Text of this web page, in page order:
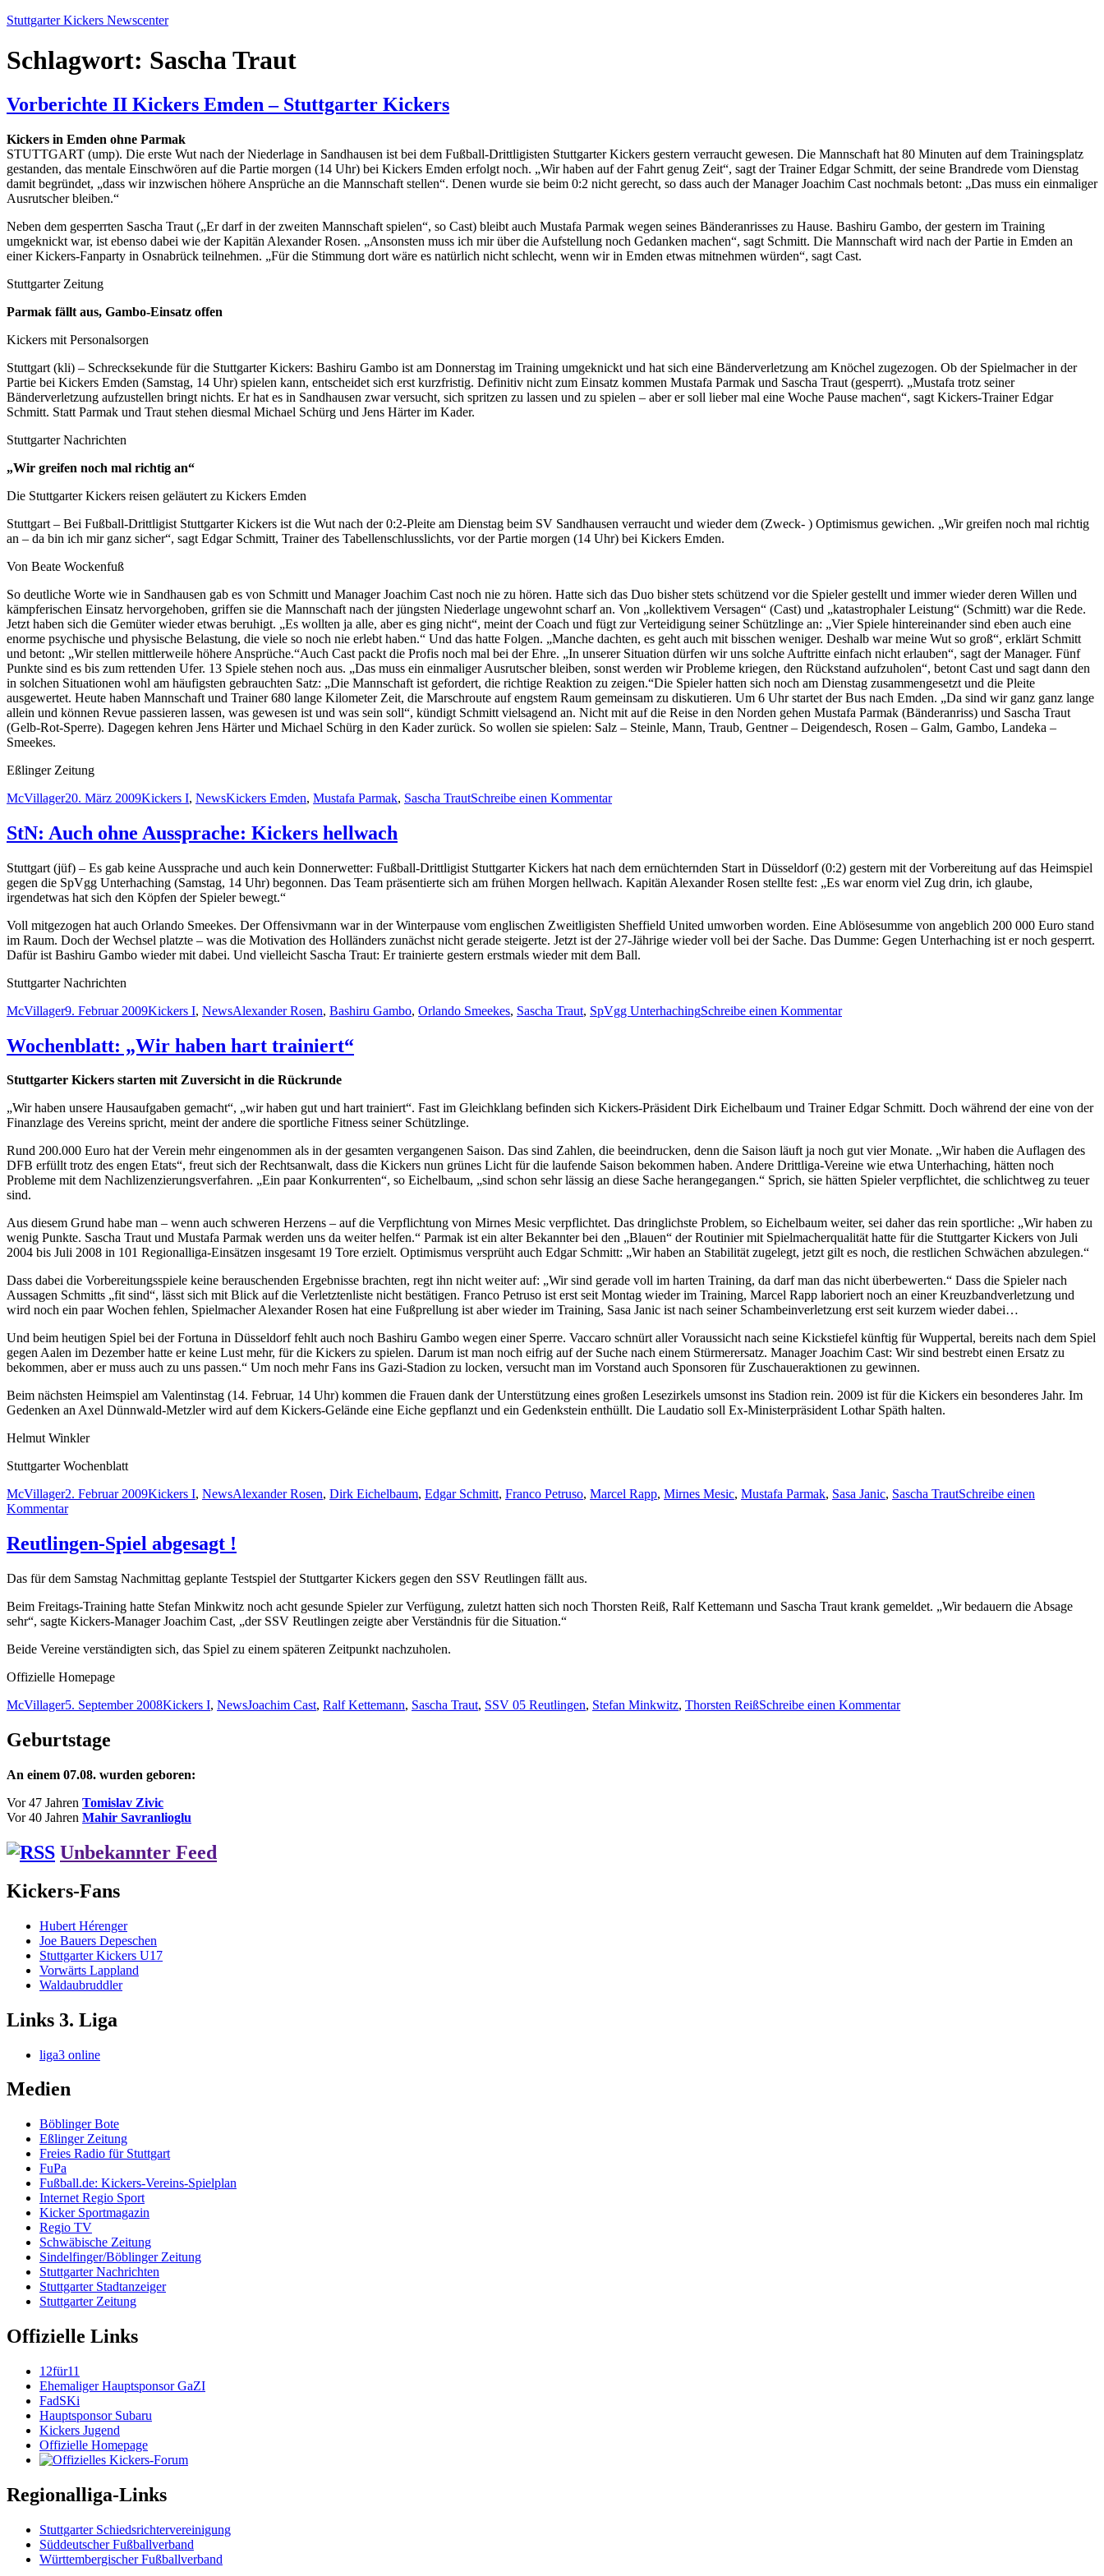
Zum
springen
Stuttgarter Kickers Newscenter
Schlagwort: Sascha Traut
Vorberichte II Kickers Emden – Stuttgarter Kickers
Kickers in Emden ohne Parmak
STUTTGART (ump). Die erste Wut nach der Niederlage in Sandhausen ist bei dem Fußball-Drittligisten Stuttgarter Kickers gestern verraucht gewesen. Die Mannschaft hat 80 Minuten auf dem Trainingsplatz
gestanden, das mentale Einschwören auf die Partie morgen (14 Uhr) bei Kickers Emden erfolgt noch. „Wir haben auf der Fahrt genug Zeit“, sagt der Trainer Edgar Schmitt, der seine Brandrede vom Dienstag
damit begründet, „dass wir inzwischen höhere Ansprüche an die Mannschaft stellen“. Denen wurde sie beim 0:2 nicht gerecht, so dass auch der Manager Joachim Cast nochmals betont: „Das muss ein einmaliger
Ausrutscher bleiben.“
Neben dem gesperrten Sascha Traut („Er darf in der zweiten Mannschaft spielen“, so Cast) bleibt auch Mustafa Parmak wegen seines Bänderanrisses zu Hause. Bashiru Gambo, der gestern im Training
umgeknickt war, ist ebenso dabei wie der Kapitän Alexander Rosen. „Ansonsten muss ich mir über die Aufstellung noch Gedanken machen“, sagt Schmitt. Die Mannschaft wird nach der Partie in Emden an
einer Kickers-Fanparty in Osnabrück teilnehmen. „Für die Stimmung dort wäre es natürlich nicht schlecht, wenn wir in Emden etwas mitnehmen würden“, sagt Cast.
Stuttgarter Zeitung
Parmak fällt aus, Gambo-Einsatz offen
Kickers mit Personalsorgen
Stuttgart (kli) – Schrecksekunde für die Stuttgarter Kickers: Bashiru Gambo ist am Donnerstag im Training umgeknickt und hat sich eine Bänderverletzung am Knöchel zugezogen. Ob der Spielmacher in der
Partie bei Kickers Emden (Samstag, 14 Uhr) spielen kann, entscheidet sich erst kurzfristig. Definitiv nicht zum Einsatz kommen Mustafa Parmak und Sascha Traut (gesperrt). „Mustafa trotz seiner
Bänderverletzung aufzustellen bringt nichts. Er hat es in Sandhausen zwar versucht, sich spritzen zu lassen und zu spielen – aber er soll lieber mal eine Woche Pause machen“, sagt Kickers-Trainer Edgar
Schmitt. Statt Parmak und Traut stehen diesmal Michael Schürg und Jens Härter im Kader.
Stuttgarter Nachrichten
„Wir greifen noch mal richtig an“
Die Stuttgarter Kickers reisen geläutert zu Kickers Emden
Stuttgart – Bei Fußball-Drittligist Stuttgarter Kickers ist die Wut nach der 0:2-Pleite am Dienstag beim SV Sandhausen verraucht und wieder dem (Zweck- ) Optimismus gewichen. „Wir greifen noch mal richtig
an – da bin ich mir ganz sicher“, sagt Edgar Schmitt, Trainer des Tabellenschlusslichts, vor der Partie morgen (14 Uhr) bei Kickers Emden.
Von Beate Wockenfuß
So deutliche Worte wie in Sandhausen gab es von Schmitt und Manager Joachim Cast noch nie zu hören. Hatte sich das Duo bisher stets schützend vor die Spieler gestellt und immer wieder deren Willen und
kämpferischen Einsatz hervorgehoben, griffen sie die Mannschaft nach der jüngsten Niederlage ungewohnt scharf an. Von „kollektivem Versagen“ (Cast) und „katastrophaler Leistung“ (Schmitt) war die Rede.
Jetzt haben sich die Gemüter wieder etwas beruhigt. „Es wollten ja alle, aber es ging nicht“, meint der Coach und fügt zur Verteidigung seiner Schützlinge an: „Vier Spiele hintereinander sind eben auch eine
enorme psychische und physische Belastung, die viele so noch nie erlebt haben.“ Und das hatte Folgen. „Manche dachten, es geht auch mit bisschen weniger. Deshalb war meine Wut so groß“, erklärt Schmitt
und betont: „Wir stellen mittlerweile höhere Ansprüche.“Auch Cast packt die Profis noch mal bei der Ehre. „In unserer Situation dürfen wir uns solche Auftritte einfach nicht erlauben“, sagt der Manager. Fünf
Punkte sind es bis zum rettenden Ufer. 13 Spiele stehen noch aus. „Das muss ein einmaliger Ausrutscher bleiben, sonst werden wir Probleme kriegen, den Rückstand aufzuholen“, betont Cast und sagt dann den
in solchen Situationen wohl am häufigsten gebrauchten Satz: „Die Mannschaft ist gefordert, die richtige Reaktion zu zeigen.“Die Spieler hatten sich noch am Dienstag zusammengesetzt und die Pleite
ausgewertet. Heute haben Mannschaft und Trainer 680 lange Kilometer Zeit, die Marschroute auf engstem Raum gemeinsam zu diskutieren. Um 6 Uhr startet der Bus nach Emden. „Da sind wir ganz ganz lange
allein und können Revue passieren lassen, was gewesen ist und was sein soll“, kündigt Schmitt vielsagend an. Nicht mit auf die Reise in den Norden gehen Mustafa Parmak (Bänderanriss) und Sascha Traut
(Gelb-Rot-Sperre). Dagegen kehren Jens Härter und Michael Schürg in den Kader zurück. So wollen sie spielen: Salz – Steinle, Mann, Traub, Gentner – Deigendesch, Rosen – Galm, Gambo, Landeka –
Smeekes.
Eßlinger Zeitung
Autor
McVillagerVeröffentlicht
20. März 2009Kategorien
Kickers I, NewsSchlagwörter
Kickers Emden, Mustafa Parmak, Sascha TrautSchreibe einen Kommentarzu
–
Stuttgarter
StN: Auch ohne Aussprache: Kickers hellwach
Stuttgart (jüf) – Es gab keine Aussprache und auch kein Donnerwetter: Fußball-Drittligist Stuttgarter Kickers hat nach dem ernüchternden Start in Düsseldorf (0:2) gestern mit der Vorbereitung auf das Heimspiel
gegen die SpVgg Unterhaching (Samstag, 14 Uhr) begonnen. Das Team präsentierte sich am frühen Morgen hellwach. Kapitän Alexander Rosen stellte fest: „Es war enorm viel Zug drin, ich glaube,
irgendetwas hat sich den Köpfen der Spieler bewegt.“
Voll mitgezogen hat auch Orlando Smeekes. Der Offensivmann war in der Winterpause vom englischen Zweitligisten Sheffield United umworben worden. Eine Ablösesumme von angeblich 200 000 Euro stand
im Raum. Doch der Wechsel platzte – was die Motivation des Holländers zunächst nicht gerade steigerte. Jetzt ist der 27-Jährige wieder voll bei der Sache. Das Dumme: Gegen Unterhaching ist er noch gesperrt.
Dafür ist Bashiru Gambo wieder mit dabei. Und vielleicht Sascha Traut: Er trainierte gestern erstmals wieder mit dem Ball.
Stuttgarter Nachrichten
Autor
McVillagerVeröffentlicht
9. Februar 2009Kategorien
Kickers I, NewsSchlagwörter
Alexander Rosen, Bashiru Gambo, Orlando Smeekes, Sascha Traut, SpVgg UnterhachingSchreibe einen Kommentarzu
Wochenblatt: „Wir haben hart trainiert“
Stuttgarter Kickers starten mit Zuversicht in die Rückrunde
„Wir haben unsere Hausaufgaben gemacht“, „wir haben gut und hart trainiert“. Fast im Gleichklang befinden sich Kickers-Präsident Dirk Eichelbaum und Trainer Edgar Schmitt. Doch während der eine von der
Finanzlage des Vereins spricht, meint der andere die sportliche Fitness seiner Schützlinge.
Rund 200.000 Euro hat der Verein mehr eingenommen als in der gesamten vergangenen Saison. Das sind Zahlen, die beeindrucken, denn die Saison läuft ja noch gut vier Monate. „Wir haben die Auflagen des
DFB erfüllt trotz des engen Etats“, freut sich der Rechtsanwalt, dass die Kickers nun grünes Licht für die laufende Saison bekommen haben. Andere Drittliga-Vereine wie etwa Unterhaching, hätten noch
Probleme mit dem Nachlizenzierungsverfahren. „Ein paar Konkurrenten“, so Eichelbaum, „sind schon sehr lässig an diese Sache herangegangen.“ Sprich, sie hätten Spieler verpflichtet, die schlichtweg zu teuer
sind.
Aus diesem Grund habe man – wenn auch schweren Herzens – auf die Verpflichtung von Mirnes Mesic verpflichtet. Das dringlichste Problem, so Eichelbaum weiter, sei daher das rein sportliche: „Wir haben zu
wenig Punkte. Sascha Traut und Mustafa Parmak werden uns da weiter helfen.“ Parmak ist ein alter Bekannter bei den „Blauen“ der Routinier mit Spielmacherqualität hatte für die Stuttgarter Kickers von Juli
2004 bis Juli 2008 in 101 Regionalliga-Einsätzen insgesamt 19 Tore erzielt. Optimismus versprüht auch Edgar Schmitt: „Wir haben an Stabilität zugelegt, jetzt gilt es noch, die restlichen Schwächen abzulegen.“
Dass dabei die Vorbereitungsspiele keine berauschenden Ergebnisse brachten, regt ihn nicht weiter auf: „Wir sind gerade voll im harten Training, da darf man das nicht überbewerten.“ Dass die Spieler nach
Aussagen Schmitts „fit sind“, lässt sich mit Blick auf die Verletztenliste nicht bestätigen. Franco Petruso ist erst seit Montag wieder im Training, Marcel Rapp laboriert noch an einer Kreuzbandverletzung und
wird noch ein paar Wochen fehlen, Spielmacher Alexander Rosen hat eine Fußprellung ist aber wieder im Training, Sasa Janic ist nach seiner Schambeinverletzung erst seit kurzem wieder dabei…
Und beim heutigen Spiel bei der Fortuna in Düsseldorf fehlt auch noch Bashiru Gambo wegen einer Sperre. Vaccaro schnürt aller Voraussicht nach seine Kickstiefel künftig für Wuppertal, bereits nach dem Spiel
gegen Aalen im Dezember hatte er keine Lust mehr, für die Kickers zu spielen. Darum ist man noch eifrig auf der Suche nach einem Stürmerersatz. Manager Joachim Cast: Wir sind bestrebt einen Ersatz zu
bekommen, aber er muss auch zu uns passen.“ Um noch mehr Fans ins Gazi-Stadion zu locken, versucht man im Vorstand auch Sponsoren für Zuschaueraktionen zu gewinnen.
Beim nächsten Heimspiel am Valentinstag (14. Februar, 14 Uhr) kommen die Frauen dank der Unterstützung eines großen Lesezirkels umsonst ins Stadion rein. 2009 ist für die Kickers ein besonderes Jahr. Im
Gedenken an Axel Dünnwald-Metzler wird auf dem Kickers-Gelände eine Eiche gepflanzt und ein Gedenkstein enthüllt. Die Laudatio soll Ex-Ministerpräsident Lothar Späth halten.
Helmut Winkler
Stuttgarter Wochenblatt
Autor
McVillagerVeröffentlicht
am
2. Februar 2009Kategorien
Kickers I, NewsSchlagwörter
Alexander Rosen, Dirk Eichelbaum, Edgar Schmitt, Franco Petruso, Marcel Rapp, Mirnes Mesic, Mustafa Parmak, Sasa Janic, Sascha TrautSchreibe einen
Kommentarzu
„Wir
haben
trainiert“
Reutlingen-Spiel abgesagt !
Das für dem Samstag Nachmittag geplante Testspiel der Stuttgarter Kickers gegen den SSV Reutlingen fällt aus.
Beim Freitags-Training hatte Stefan Minkwitz noch acht gesunde Spieler zur Verfügung, zuletzt hatten sich noch Thorsten Reiß, Ralf Kettemann und Sascha Traut krank gemeldet. „Wir bedauern die Absage
sehr“, sagte Kickers-Manager Joachim Cast, „der SSV Reutlingen zeigte aber Verständnis für die Situation.“
Beide Vereine verständigten sich, das Spiel zu einem späteren Zeitpunkt nachzuholen.
Offizielle Homepage
Autor
McVillagerVeröffentlicht
5. September 2008Kategorien
Kickers I, NewsSchlagwörter
Joachim Cast, Ralf Kettemann, Sascha Traut, SSV 05 Reutlingen, Stefan Minkwitz, Thorsten ReißSchreibe einen Kommentarzu
Geburtstage
An einem 07.08. wurden geboren:
Vor 47 Jahren Tomislav Zivic
Vor 40 Jahren Mahir Savranlioglu
Unbekannter Feed
Kickers-Fans
Hubert Hérenger
Joe Bauers Depeschen
Stuttgarter Kickers U17
Vorwärts Lappland
Waldaubruddler
Links 3. Liga
liga3 online
Medien
Böblinger Bote
Eßlinger Zeitung
Freies Radio für Stuttgart
FuPa
Fußball.de: Kickers-Vereins-Spielplan
Internet Regio Sport
Kicker Sportmagazin
Regio TV
Schwäbische Zeitung
Sindelfinger/Böblinger Zeitung
Stuttgarter Nachrichten
Stuttgarter Stadtanzeiger
Stuttgarter Zeitung
Offizielle Links
12für11
Ehemaliger Hauptsponsor GaZI
FadSKi
Hauptsponsor Subaru
Kickers Jugend
Offizielle Homepage
Regionalliga-Links
Stuttgarter Schiedsrichtervereinigung
Süddeutscher Fußballverband
Württembergischer Fußballverband